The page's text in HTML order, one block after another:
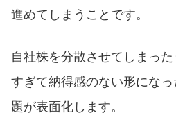
進めてしまうことです。
自社株を分散させてしまっ
すぎて納得感のない形にな
題が表面化します。